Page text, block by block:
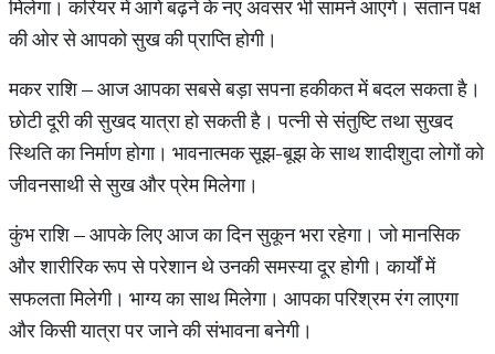
मिलेगा। करियर में आगे बढ़ने के नए अवसर भी सामने आएंगे। संतान पक्ष
की ओर से आपको सुख की प्राप्ति होगी।
मकर राशि – आज आपका सबसे बड़ा सपना हकीकत में बदल सकता है।
छोटी दूरी की सुखद यात्रा हो सकती है। पत्नी से संतुष्टि तथा सुखद
स्थिति का निर्माण होगा। भावनात्मक सूझ-बूझ के साथ शादीशुदा लोगों को
जीवनसाथी से सुख और प्रेम मिलेगा।
कुंभ राशि – आपके लिए आज का दिन सुकून भरा रहेगा। जो मानसिक
और शारीरिक रूप से परेशान थे उनकी समस्या दूर होगी। कार्यों में
सफलता मिलेगी। भाग्य का साथ मिलेगा। आपका परिश्रम रंग लाएगा
और किसी यात्रा पर जाने की संभावना बनेगी।